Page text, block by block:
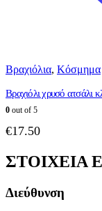
Βραχιόλια, Κόσμημα
Βραχιόλι χρυσό ατσάλι
0 out of 5
€17.50
ΣΤΟΙΧΕΙΑ
Διεύθυνση